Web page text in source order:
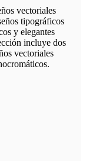
vectoriales
tipográficos
y elegantes
incluye dos
vectoriales